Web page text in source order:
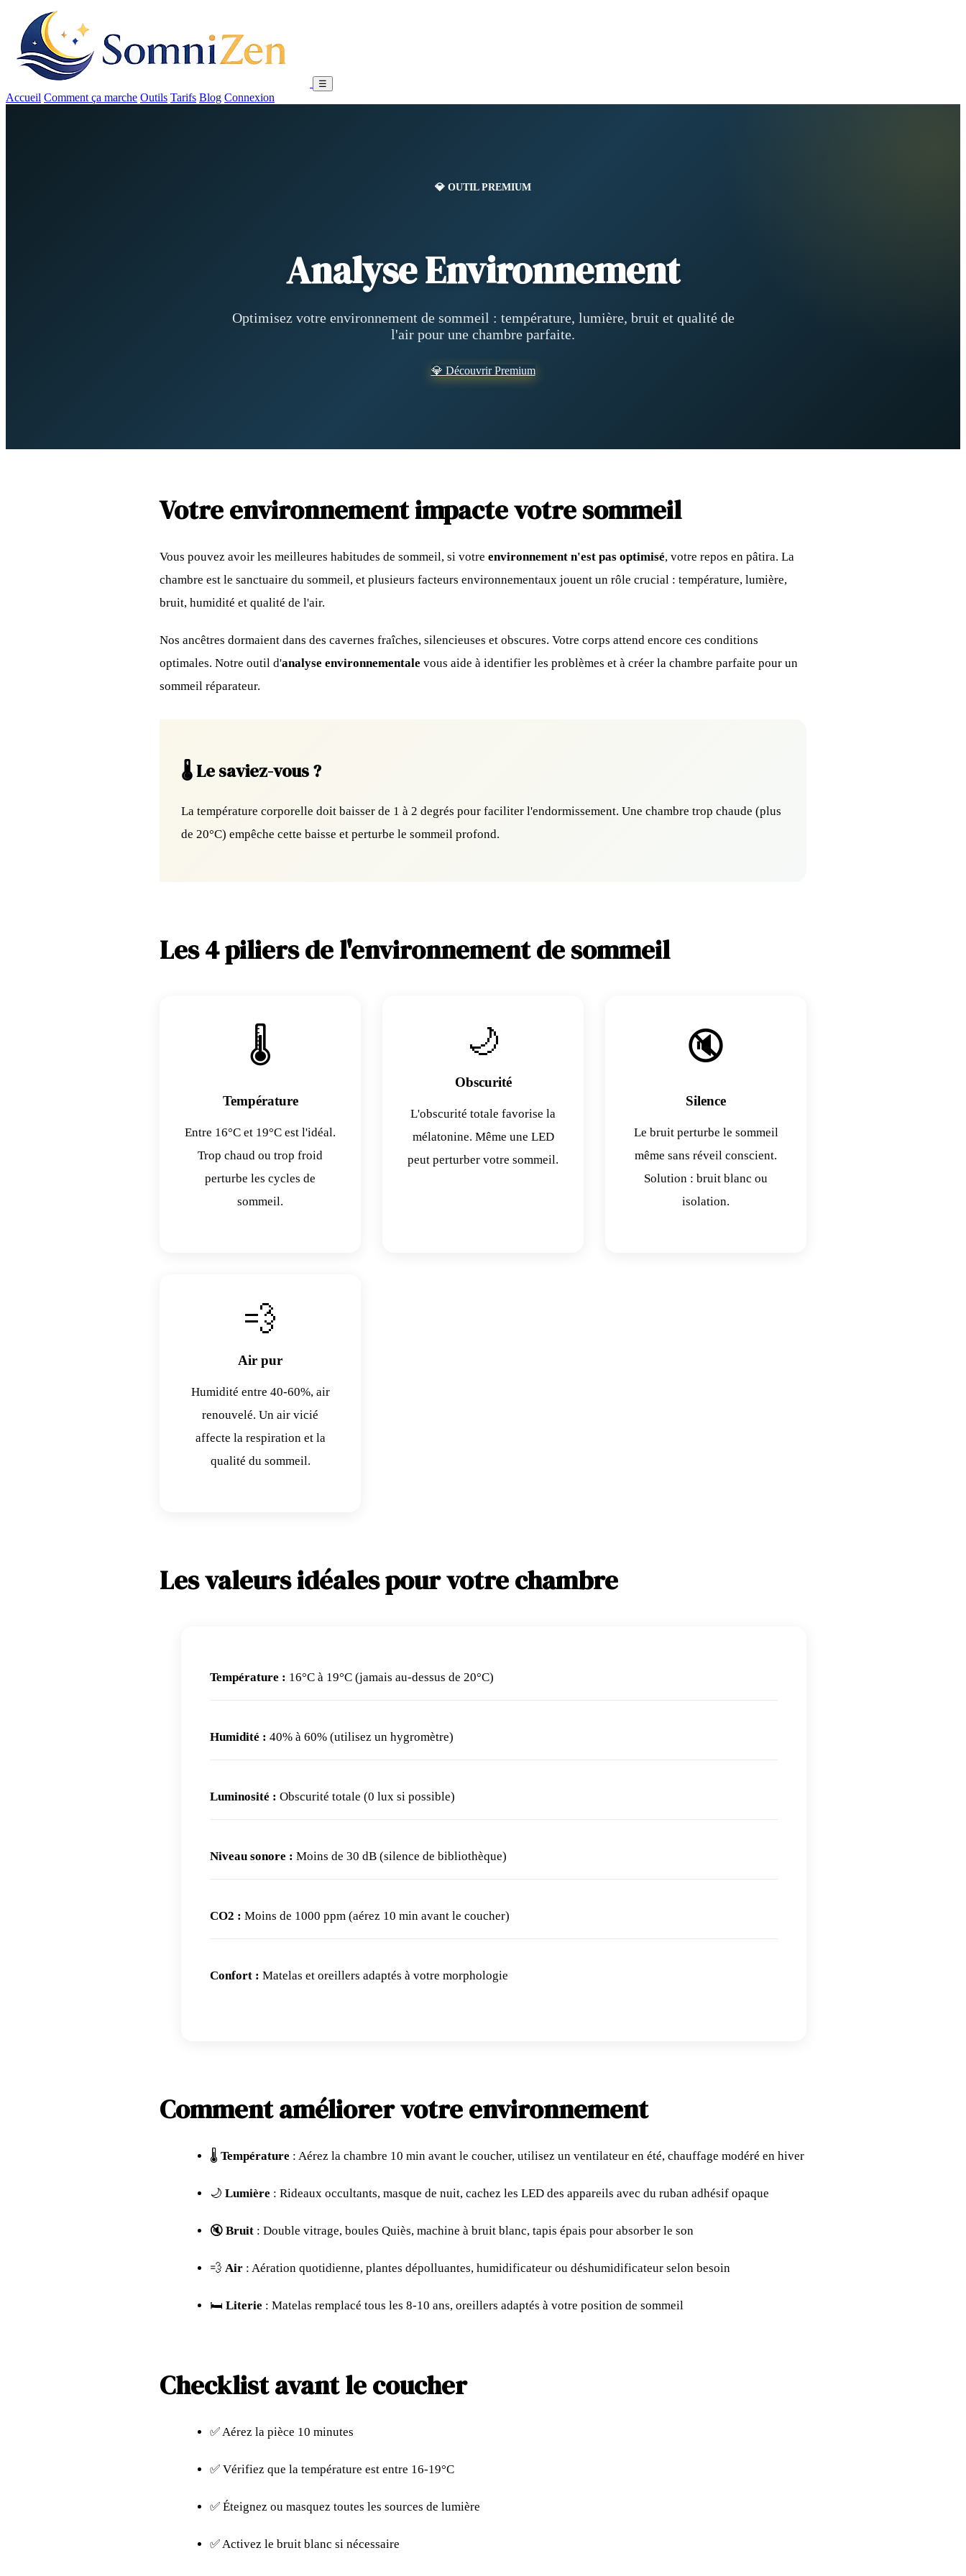
☰
Accueil Comment ça marche Outils Tarifs Blog Connexion
💎 OUTIL PREMIUM
Analyse Environnement
Optimisez votre environnement de sommeil : température, lumière, bruit et qualité de
l'air pour une chambre parfaite.
💎 Découvrir Premium
Votre environnement impacte votre sommeil
Vous pouvez avoir les meilleures habitudes de sommeil, si votre environnement n'est pas optimisé, votre repos en pâtira. La
chambre est le sanctuaire du sommeil, et plusieurs facteurs environnementaux jouent un rôle crucial : température, lumière,
bruit, humidité et qualité de l'air.
Nos ancêtres dormaient dans des cavernes fraîches, silencieuses et obscures. Votre corps attend encore ces conditions
optimales. Notre outil d'analyse environnementale vous aide à identifier les problèmes et à créer la chambre parfaite pour un
sommeil réparateur.
🌡️ Le saviez-vous ?
La température corporelle doit baisser de 1 à 2 degrés pour faciliter l'endormissement. Une chambre trop chaude (plus
de 20°C) empêche cette baisse et perturbe le sommeil profond.
Les 4 piliers de l'environnement de sommeil
🌡️
Température
Entre 16°C et 19°C est l'idéal.
Trop chaud ou trop froid
perturbe les cycles de
sommeil.
🌙
Obscurité
L'obscurité totale favorise la
mélatonine. Même une LED
peut perturber votre sommeil.
🔇
Silence
Le bruit perturbe le sommeil
même sans réveil conscient.
Solution : bruit blanc ou
isolation.
💨
Air pur
Humidité entre 40-60%, air
renouvelé. Un air vicié
affecte la respiration et la
qualité du sommeil.
Les valeurs idéales pour votre chambre
Température : 16°C à 19°C (jamais au-dessus de 20°C)
Humidité : 40% à 60% (utilisez un hygromètre)
Luminosité : Obscurité totale (0 lux si possible)
Niveau sonore : Moins de 30 dB (silence de bibliothèque)
CO2 : Moins de 1000 ppm (aérez 10 min avant le coucher)
Confort : Matelas et oreillers adaptés à votre morphologie
Comment améliorer votre environnement
🌡️ Température : Aérez la chambre 10 min avant le coucher, utilisez un ventilateur en été, chauffage modéré en hiver
🌙 Lumière : Rideaux occultants, masque de nuit, cachez les LED des appareils avec du ruban adhésif opaque
🔇 Bruit : Double vitrage, boules Quiès, machine à bruit blanc, tapis épais pour absorber le son
💨 Air : Aération quotidienne, plantes dépolluantes, humidificateur ou déshumidificateur selon besoin
🛏️ Literie : Matelas remplacé tous les 8-10 ans, oreillers adaptés à votre position de sommeil
Checklist avant le coucher
✅ Aérez la pièce 10 minutes
✅ Vérifiez que la température est entre 16-19°C
✅ Éteignez ou masquez toutes les sources de lumière
✅ Activez le bruit blanc si nécessaire